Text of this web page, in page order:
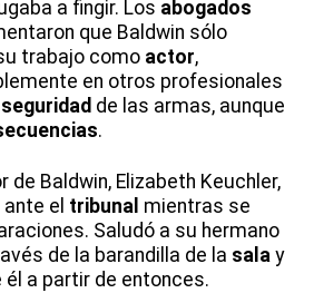
a fingir. Los abogados
que Baldwin sólo
trabajo como actor,
en otros profesionales
seguridad de las armas, aunque
.
de Baldwin, Elizabeth Keuchler,
el tribunal mientras se
Saludó a su hermano
de la barandilla de la sala y
a partir de entonces.